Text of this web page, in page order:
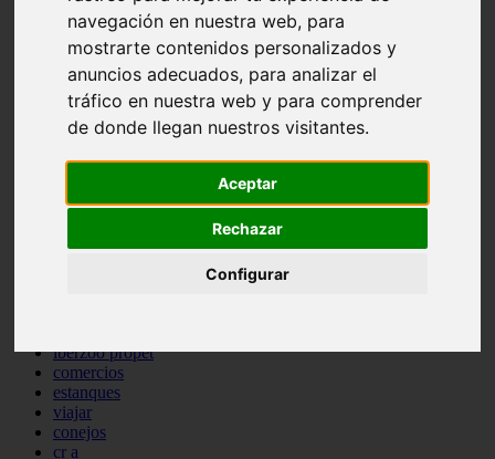
navegación en nuestra web, para
mostrarte contenidos personalizados y
anuncios adecuados, para analizar el
tráfico en nuestra web y para comprender
de donde llegan nuestros visitantes.
Aceptar
Rechazar
Configurar
peque os mam feros
verano
legislaci n
peluquer a
accesorios
peluquer a canina
complementos
reptiles
adopci n
iberzoo propet
comercios
estanques
viajar
conejos
cr a